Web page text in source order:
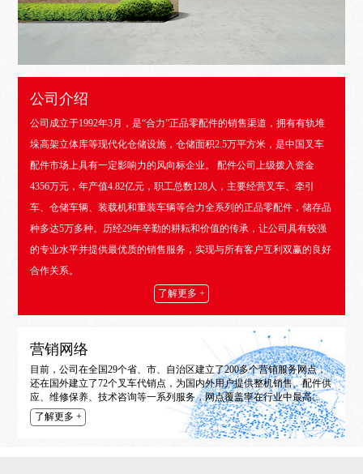
公司介绍
公司成立于1992年3月，是“合力”正品零配件的销售渠道，拥有有轨堆
垛高架立体库等现代化仓储设施，仓储面积2.5万平方米，是中国叉车
配件市场上具有一定影响力的风向标企业。 配件公司上级拨入资金
4356万元，年产值4.82亿元，职工总数128人，主要经营叉车、牵引
车、仓储车辆、装载机和重装车辆等合力全系列的正品零配件，储存品
种多达5万多种。历经29年辛勤的耕耘和价值的传承，让公司具有较强
的专业水平并提供最优质的销售服务，实现与所有客户互利双赢的良好
合作关系。
了解更多 +
营销网络
目前，公司在全国29个省、市、自治区建立了200多个营销服务网点，
还在国外建立了72个叉车代销点，为国内外用户提供整机销售、配件供
应、维修保养、技术咨询等一系列服务，网点覆盖率在行业中最高。
了解更多 +